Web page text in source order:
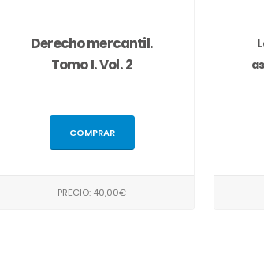
Derecho mercantil.
Tomo I. Vol. 2
COMPRAR
PRECIO: 40,00€